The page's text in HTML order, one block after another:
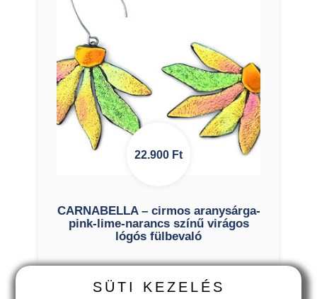
22.900 Ft
CARNABELLA – cirmos aranysárga-
pink-lime-narancs színű virágos
lógós fülbevaló
SÜTI KEZELÉS